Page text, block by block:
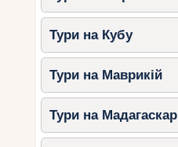
Тури на Кубу
Тури на Маврикій
Тури на Мадагаскар